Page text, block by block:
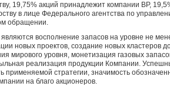
19,75% акций принадлежит компании BP,
в лице Федерального агентства по
обращении.
восполнение запасов на уровне не
новых проектов, создание новых кластеров
мирового уровня, монетизация газовых
реализация продукции Компании.
стратегии, значимость
на благо акционеров.